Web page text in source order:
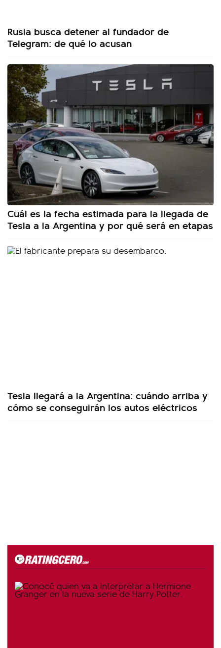
Rusia busca detener al fundador de
Telegram: de qué lo acusan
Cuál es la fecha estimada para la llegada de
Tesla a la Argentina y por qué será en etapas
Tesla llegará a la Argentina: cuándo arriba y
cómo se conseguirán los autos eléctricos